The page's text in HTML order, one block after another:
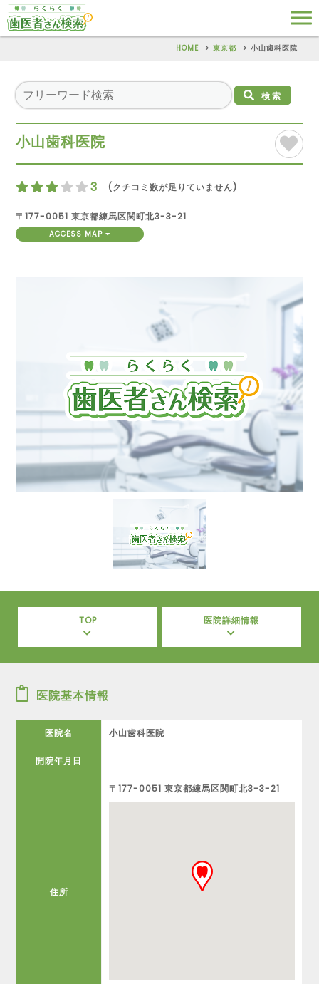
HOME 東京都 小山歯科医院
検索
小山歯科医院
3 (クチコミ数が足りていません)
〒177-0051 東京都練馬区関町北3-3-21
ACCESS MAP
TOP 医院詳細情報
医院基本情報
医院名 小山歯科医院
開院年月日
住所
〒177-0051 東京都練馬区関町北3-3-21